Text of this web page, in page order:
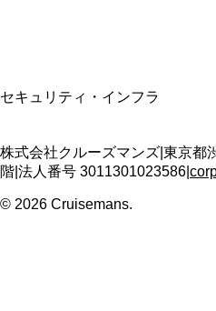
セキュリティ・インフラ
株式会社クルーズマンズ 東京都
階 法人番号 3011301023586
© 2026 Cruisemans.